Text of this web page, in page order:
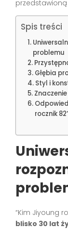
Spis treści
problemu
Głębia
Styl i
rocznik
“Kim Jiyoung
blisko 30 lat